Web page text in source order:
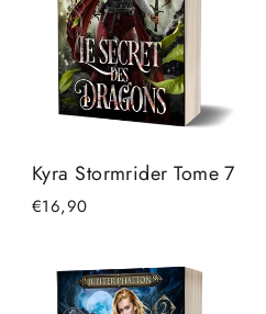
Kyra Stormrider Tome 7
€16,90